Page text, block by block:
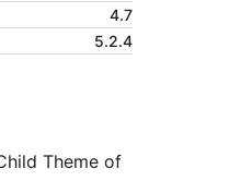
4.7
5.2.4
Theme of